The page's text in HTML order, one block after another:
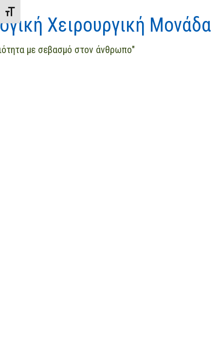
Εναλλαγή Μεγέθους Γραμμάτων
Χειρουργική Μονάδα
με σεβασμό στον άνθρωπο"